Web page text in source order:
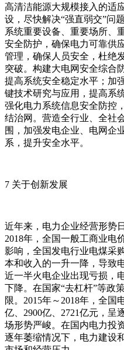
高清洁能源大规模接入的适
设，尽快解决“强直弱交”问
系统重要设备、重要场所、
安全防护，确保电力可靠供
管理，确保人员安全，杜绝
突破。构建大电网安全综合
提高系统安全稳定水平；加
键技术研究与应用，提高系
强化电力系统信息安全防控
结治网。营造全行业、全社
围，加强发电企业、电网企
系，提升安全水平。
7 关于创新发展
近年来，电力企业经营形势
2018年，全国一般工商业电
影响，全国发电行业电煤采
本和收入的一升一降，导致
近一半火电企业出现亏损，
下降。在国家“去杠杆”等政
限。2015年～2018年，全国
亿、2900亿、2721亿元，呈
场形势严峻。在国内电力投
逐年萎缩情况下，电力建设